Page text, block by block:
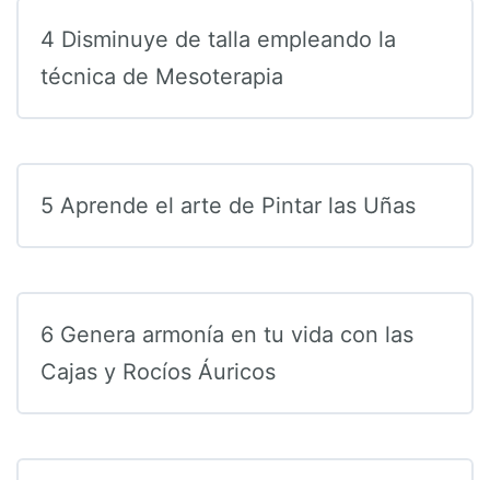
4 Disminuye de talla empleando la
técnica de Mesoterapia
5 Aprende el arte de Pintar las Uñas
6 Genera armonía en tu vida con las
Cajas y Rocíos Áuricos